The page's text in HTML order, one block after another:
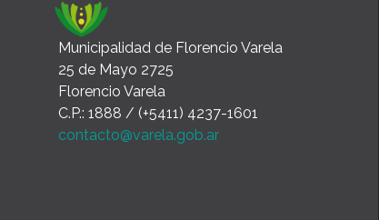
Municipalidad de Florencio Varela
25 de Mayo 2725
Florencio Varela
C.P.: 1888 / (+5411) 4237-1601
contacto@varela.gob.ar